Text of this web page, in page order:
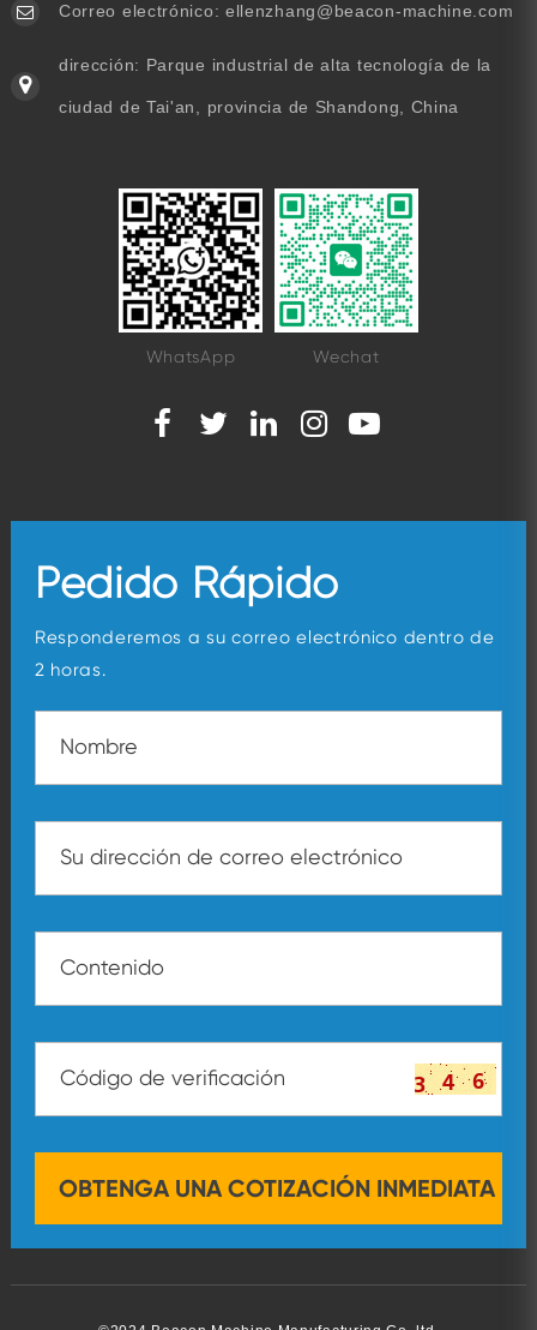
Correo electrónico: ellenzhang@beacon-machine.com
dirección: Parque industrial de alta tecnología de la
ciudad de Tai'an, provincia de Shandong, China
WhatsApp Wechat
Pedido Rápido
Responderemos a su correo electrónico dentro de
2 horas.